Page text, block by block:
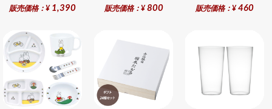
販売価格：¥ 1,390 販売価格：¥ 800 販売価格：¥ 460